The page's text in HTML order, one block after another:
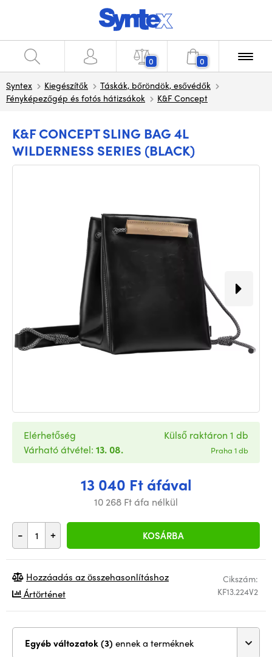
0 0
Syntex Kiegészítők
Táskák, bőröndök, esővédők
Fényképezőgép és fotós hátizsákok
K&F Concept
K&F CONCEPT SLING BAG 4L
WILDERNESS SERIES (BLACK)
13 040 Ft áfával
10 268 Ft áfa nélkül
- + KOSÁRBA
Elérhetőség
Várható átvétel: 13. 08.
Külső raktáron 1 db
Praha 1 db
Cikszám:
KF13.224V2
Hozzáadás az összehasonlításhoz
Ártörténet
Egyéb változatok (3) ennek a terméknek